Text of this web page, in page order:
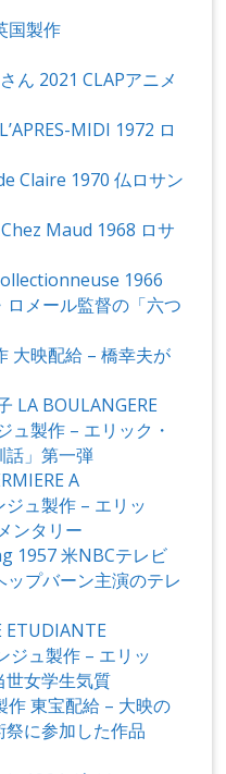
国製作
ん 2021 CLAPアニメ
MIDI 1972 ロ
Claire 1970 仏ロサン
Maud 1968 ロサ
1966
ロメール監督の「六つ
大映配給 – 橋幸夫が
LA BOULANGERE
ュ製作 – エリック・
話」第一弾
A
ュ製作 – エリッ
ンタリー
1957 米NBCテレビ
プバーン主演のテレ
ETUDIANTE
ジュ製作 – エリッ
世女学生気質
作 東宝配給 – 大映の
に参加した作品